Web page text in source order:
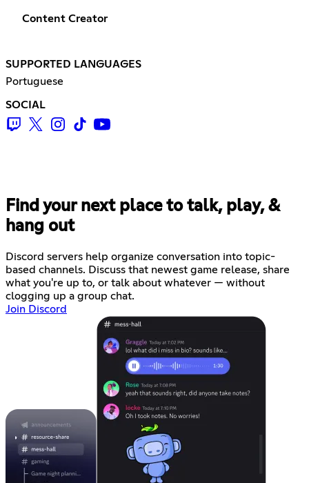
Content Creator
SUPPORTED LANGUAGES
Portuguese
SOCIAL
Find your next place to talk, play, &
hang out
Discord servers help organize conversation into topic-
based channels. Discuss that newest game release, share
what you're up to, or talk about whatever — without
clogging up a group chat.
Join Discord